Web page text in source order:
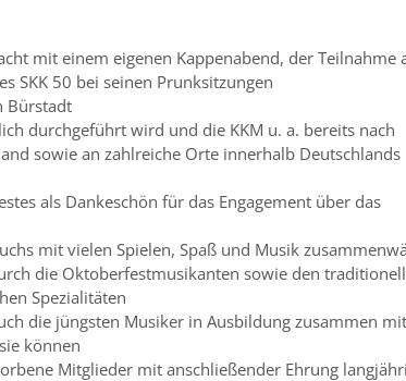
mit einem eigenen Kappenabend, der Teilnahme
SKK 50 bei seinen Prunksitzungen
Bürstadt
durchgeführt wird und die KKM u. a. bereits nach
sowie an zahlreiche Orte innerhalb Deutschlands
als Dankeschön für das Engagement über das
mit vielen Spielen, Spaß und Musik
die Oktoberfestmusikanten sowie den
Spezialitäten
die jüngsten Musiker in Ausbildung zusammen mit
können
Mitglieder mit anschließender Ehrung